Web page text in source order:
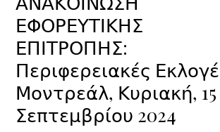
ΕΦΟΡΕΥΤΙΚΗΣ
ΕΠΙΤΡΟΠΗΣ:
Περιφερειακές
Μοντρεάλ, Κυριακή, 15
Σεπτεμβρίου 2024